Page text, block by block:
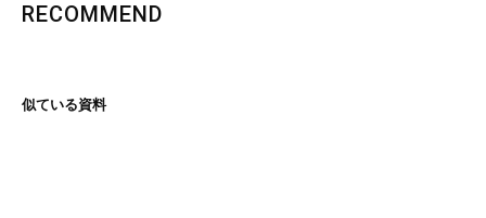
RECOMMEND
似ている資料